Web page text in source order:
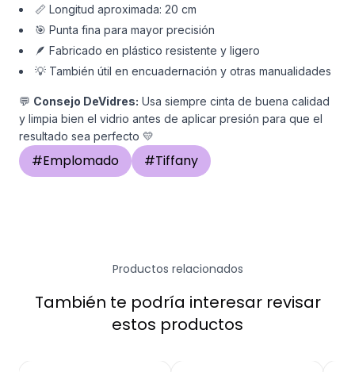
📏 Longitud aproximada: 20 cm
🎯 Punta fina para mayor precisión
🪶 Fabricado en plástico resistente y ligero
💡 También útil en encuadernación y otras manualidades
💬 Consejo DeVidres: Usa siempre cinta de buena calidad
y limpia bien el vidrio antes de aplicar presión para que el
resultado sea perfecto 💛
#Emplomado #Tiffany
Productos relacionados
También te podría interesar revisar
estos productos